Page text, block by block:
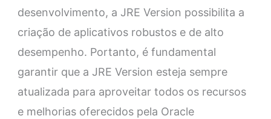
desenvolvimento, a JRE Version possibilita a
criação de aplicativos robustos e de alto
desempenho. Portanto, é fundamental
garantir que a JRE Version esteja sempre
atualizada para aproveitar todos os recursos
e melhorias oferecidos pela Oracle